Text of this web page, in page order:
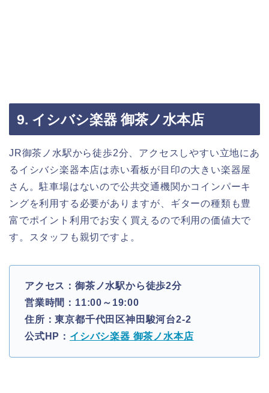
9. イシバシ楽器 御茶ノ水本店
JR御茶ノ水駅から徒歩2分、アクセスしやすい立地にあ
るイシバシ楽器本店は赤い看板が目印の大きい楽器屋
さん。駐車場はないので公共交通機関かコインパーキ
ングを利用する必要がありますが、ギターの種類も豊
富でポイント利用でお安く買えるので利用の価値大で
す。スタッフも親切ですよ。
アクセス：御茶ノ水駅から徒歩2分
営業時間：11:00～19:00
住所：東京都千代田区神田駿河台2-2
公式HP： イシバシ楽器 御茶ノ水本店